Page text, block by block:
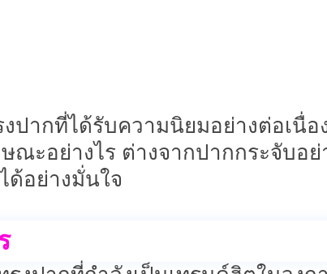
อที่เน้นความอวบอิ่มและมีมิติ แต่ล
ปากที่ได้รับความนิยมอย่างต่อเนื่
ณะอย่างไร ต่างจากปากกระจับอ
ด้อย่างมั่นใจ